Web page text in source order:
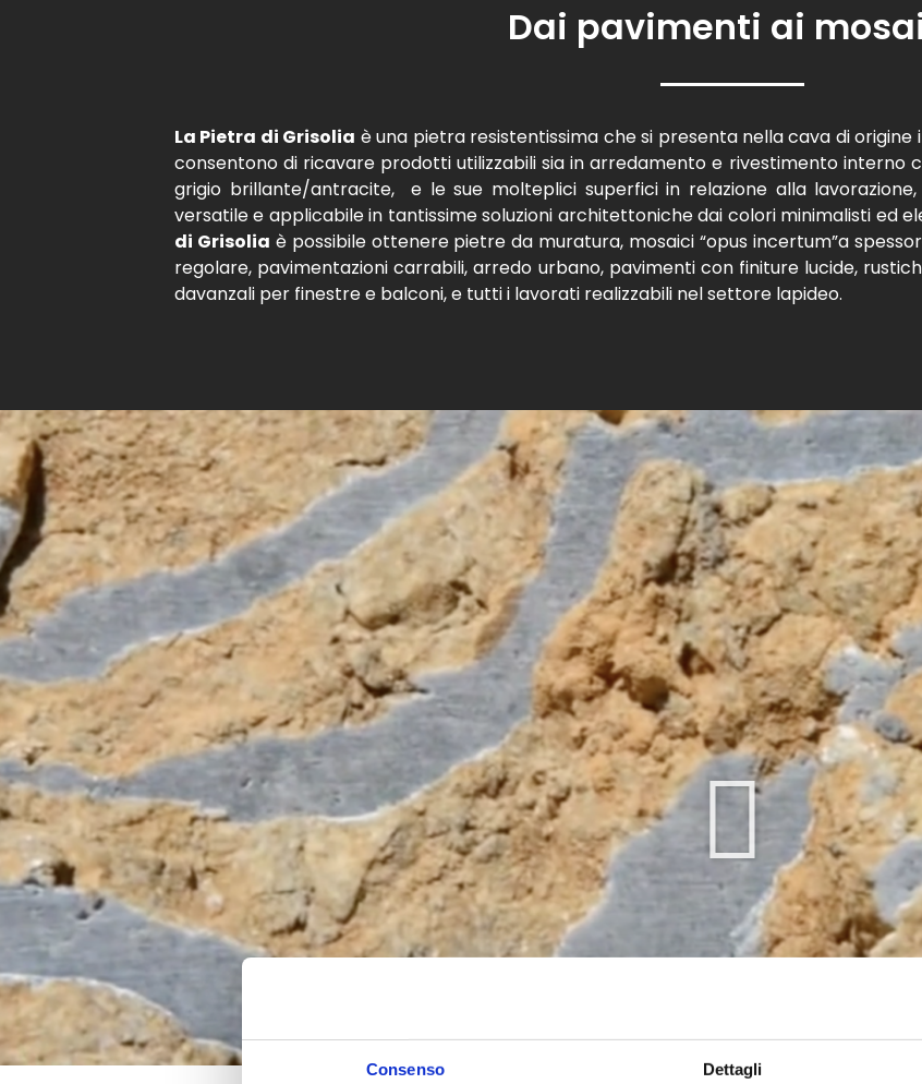
Consenso Dettagli
Dai pavimenti ai
La Pietra di Grisolia è una pietra resistentissima che si presenta nella cava di
consentono di ricavare prodotti utilizzabili sia in arredamento e rivestimento interno
grigio brillante/antracite, e le sue molteplici superfici in relazione alla
versatile e applicabile in tantissime soluzioni architettoniche dai colori minimalisti ed
di Grisolia è possibile ottenere pietre da muratura, mosaici “opus incertum”a
regolare, pavimentazioni carrabili, arredo urbano, pavimenti con finiture lucide,
davanzali per finestre e balconi, e tutti i lavorati realizzabili nel settore lapideo.